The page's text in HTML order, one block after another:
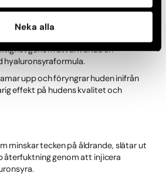
Neka alla
genom att använda en
hyaluronsyraformula.
upp och föryngrar huden inifrån
effekt på hudens kvalitet och
minskar tecken på åldrande, slätar ut
återfuktning genom att injicera